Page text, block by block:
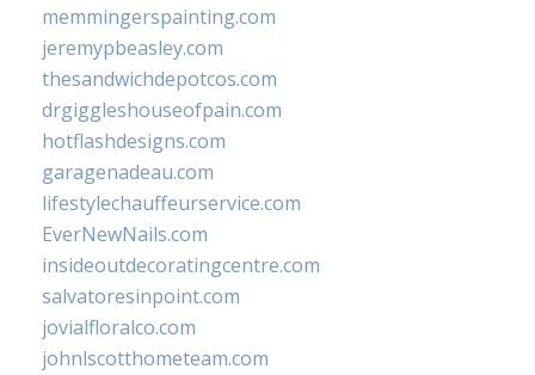
memmingerspainting.com
jeremypbeasley.com
thesandwichdepotcos.com
drgiggleshouseofpain.com
hotflashdesigns.com
garagenadeau.com
lifestylechauffeurservice.com
EverNewNails.com
insideoutdecoratingcentre.com
salvatoresinpoint.com
jovialfloralco.com
johnlscotthometeam.com